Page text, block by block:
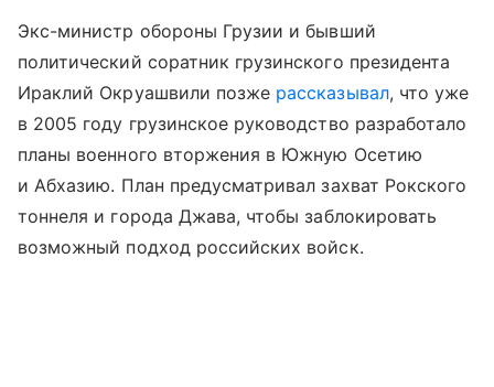
Экс-министр обороны Грузии и бывший
политический соратник грузинского президента
Ираклий Окруашвили позже рассказывал, что уже
в 2005 году грузинское руководство разработало
планы военного вторжения в Южную Осетию
и Абхазию. План предусматривал захват Рокского
тоннеля и города Джава, чтобы заблокировать
возможный подход российских войск.